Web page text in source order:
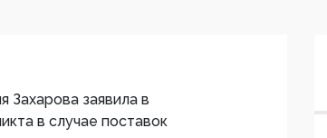
заявила в
в случае поставок